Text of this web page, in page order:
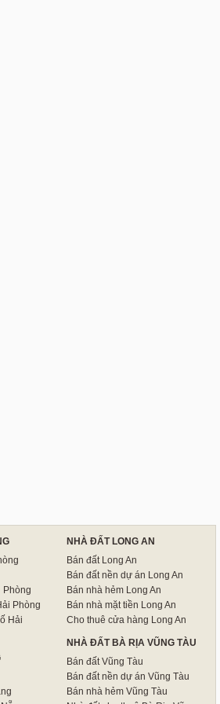
Phòng
Phòng
Hải
NHÀ ĐẤT LONG AN
Bán đất Long An
Bán đất nền dự án Long An
Bán nhà hẻm Long An
Bán nhà mặt tiền Long An
Cho thuê cửa hàng Long An
NHÀ ĐẤT BÀ RỊA VŨNG TÀU
Bán đất Vũng Tàu
Bán đất nền dự án Vũng Tàu
Bán nhà hẻm Vũng Tàu